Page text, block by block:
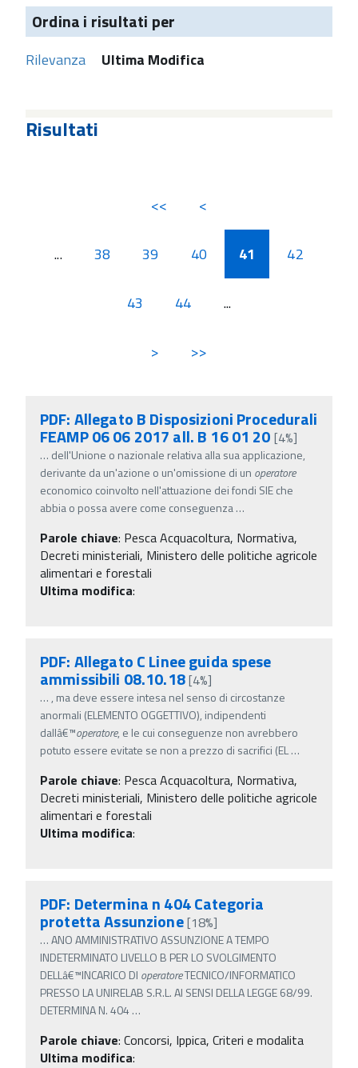
Ordina i risultati per
Rilevanza Ultima Modifica
Risultati
<< <
... 38 39 40 41 42
43 44 ...
> >>
PDF: Allegato B Disposizioni Procedurali
FEAMP 06 06 2017 all. B 16 01 20 [4%]
… dell'Unione o nazionale relativa alla sua applicazione,
derivante da un'azione o un'omissione di un operatore
economico coinvolto nell'attuazione dei fondi SIE che
abbia o possa avere come conseguenza…
Parole chiave: Pesca Acquacoltura, Normativa,
Decreti ministeriali, Ministero delle politiche agricole
alimentari e forestali
Ultima modifica:
PDF: Allegato C Linee guida spese
ammissibili 08.10.18[4%]
… , ma deve essere intesa nel senso di circostanze
anormali (ELEMENTO OGGETTIVO), indipendenti
dallâ€™operatore, e le cui conseguenze non avrebbero
potuto essere evitate se non a prezzo di sacrifici (EL…
Parole chiave: Pesca Acquacoltura, Normativa,
Decreti ministeriali, Ministero delle politiche agricole
alimentari e forestali
Ultima modifica:
PDF: Determina n 404 Categoria
protetta Assunzione[18%]
…ANO AMMINISTRATIVO ASSUNZIONE A TEMPO
INDETERMINATO LIVELLO B PER LO SVOLGIMENTO
DELLâ€™INCARICO DI operatoreTECNICO/INFORMATICO
PRESSO LA UNIRELAB S.R.L. AI SENSI DELLA LEGGE 68/99.
DETERMINA N. 404 …
Parole chiave: Concorsi, Ippica, Criteri e modalita
Ultima modifica: